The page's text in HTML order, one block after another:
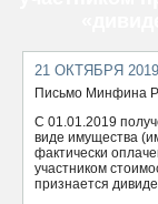
21 ОКТЯБРЯ 2019
Письмо Минфина
С 01.01.2019
виде имущества
фактически
участником
признается